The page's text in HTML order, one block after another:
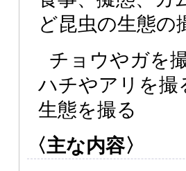
ど昆虫の生態の
チョウやガを
ハチやアリを撮
生態を撮る
〈主な内容〉